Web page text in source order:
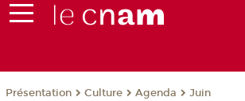
Présentation Culture Agenda Juin